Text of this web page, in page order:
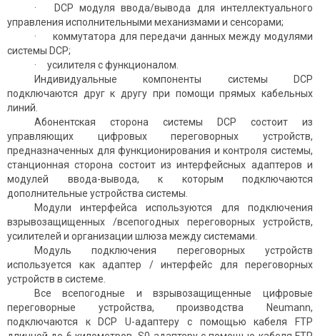
· DCP модуля ввода/вывода для интеллекту­ального
управления исполнительными меха­низмами и сенсорами;
· коммутатора для передачи данных между модулями
системы DCP;
· усилителя с функционалом.
Индивидуальные компоненты системы DCP
подключаются друг к другу при помощи прямых кабельных
линий.
Абонентская сторона системы DCP состоит из
управляющих цифровых перего­ворных устройств,
предназначенных для функционирования и контроля системы,
станционная сторона состоит из интерфейсных адаптеров и
модулей ввода-вывода, к кото­рым подключаются
дополнительные устройства системы.
Модули интерфейса используются для подключения
взрывозащищенных /всепогодных переговорных устройств,
усилителей и организации шлюза между системами.
Модуль подключения переговорных устройств
используется как адаптер / интерфейс для переговорных
устройств в системе.
Все всепогодные и взрывозащищенные цифровые
переговорные устройства, производства Neumann,
подключаются к DCP U-адаптеру с помощью кабеля FTP